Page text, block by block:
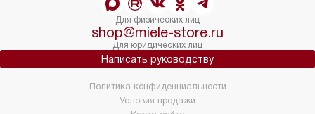
Для физических лиц
shop@miele-store.ru
Для юридических лиц
Написать руководству
Политика конфиденциальности
Условия продажи